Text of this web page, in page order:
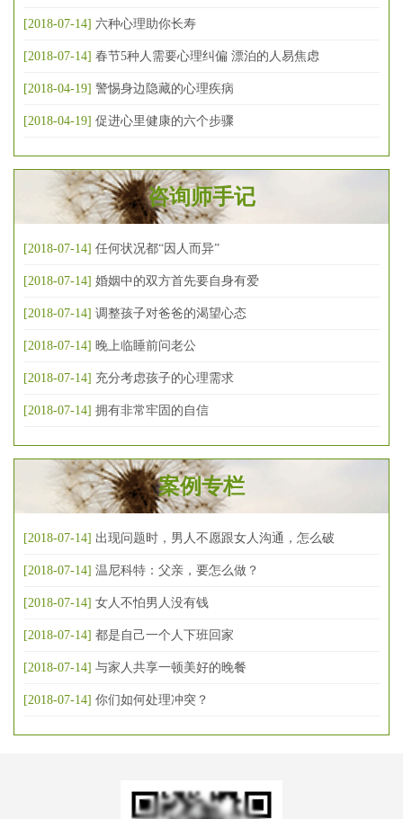
[2018-07-14] 六种心理助你长寿
[2018-07-14] 春节5种人需要心理纠偏 漂泊的人易焦虑
[2018-04-19] 警惕身边隐藏的心理疾病
[2018-04-19] 促进心里健康的六个步骤
咨询师手记
[2018-07-14] 任何状况都“因人而异”
[2018-07-14] 婚姻中的双方首先要自身有爱
[2018-07-14] 调整孩子对爸爸的渴望心态
[2018-07-14] 晚上临睡前问老公
[2018-07-14] 充分考虑孩子的心理需求
[2018-07-14] 拥有非常牢固的自信
案例专栏
[2018-07-14] 出现问题时，男人不愿跟女人沟通，怎么破
[2018-07-14] 温尼科特：父亲，要怎么做？
[2018-07-14] 女人不怕男人没有钱
[2018-07-14] 都是自己一个人下班回家
[2018-07-14] 与家人共享一顿美好的晚餐
[2018-07-14] 你们如何处理冲突？